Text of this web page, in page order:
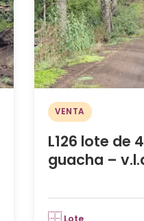
VENTA
L126 lote de
guacha –